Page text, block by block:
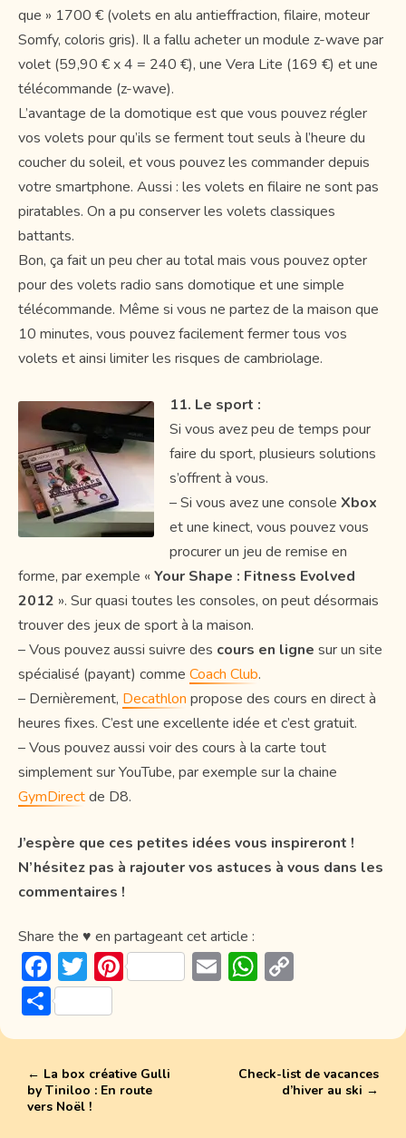
que » 1700 € (volets en alu antieffraction, filaire, moteur
Somfy, coloris gris). Il a fallu acheter un module z-wave par
volet (59,90 € x 4 = 240 €), une Vera Lite (169 €) et une
télécommande (z-wave).
L’avantage de la domotique est que vous pouvez régler
vos volets pour qu’ils se ferment tout seuls à l’heure du
coucher du soleil, et vous pouvez les commander depuis
votre smartphone. Aussi : les volets en filaire ne sont pas
piratables. On a pu conserver les volets classiques
battants.
Bon, ça fait un peu cher au total mais vous pouvez opter
pour des volets radio sans domotique et une simple
télécommande. Même si vous ne partez de la maison que
10 minutes, vous pouvez facilement fermer tous vos
volets et ainsi limiter les risques de cambriolage.
11. Le sport :
Si vous avez peu de temps pour
faire du sport, plusieurs solutions
s’offrent à vous.
– Si vous avez une consoleXbox
et une kinect, vous pouvez vous
procurer un jeu de remise en
forme, par exemple « Your Shape : Fitness Evolved
2012 ». Sur quasi toutes les consoles, on peut désormais
trouver des jeux de sport à la maison.
– Vous pouvez aussi suivre des cours en ligne sur un site
spécialisé (payant) comme Coach Club.
– Dernièrement, Decathlon propose des cours en direct à
heures fixes. C’est une excellente idée et c’est gratuit.
– Vous pouvez aussi voir des cours à la carte tout
simplement sur YouTube, par exemple sur la chaine
GymDirectde D8.
J’espère que ces petites idées vous inspireront !
N’hésitez pas à rajouter vos astuces à vous dans les
commentaires !
Share the ♥ en partageant cet article :
F
ac
e
o
ok
T
w
itt
Pi
st
E W
A Li
P
ar
ta
g
er
← La box créative Gulli
by Tiniloo : En route
vers Noël !
Check-list de vacances
d’hiver au ski →